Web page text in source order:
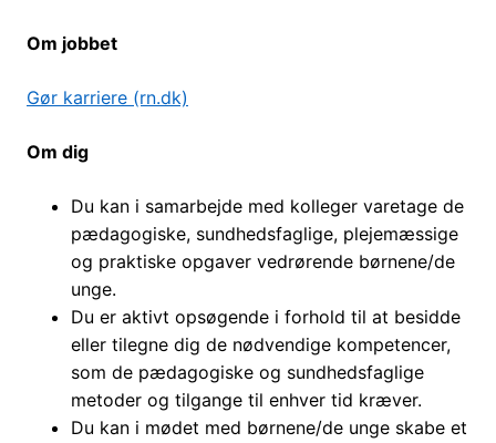
Om jobbet
Gør karriere (rn.dk)
Om dig
Du kan i samarbejde med kolleger varetage de
pædagogiske, sundhedsfaglige, plejemæssige
og praktiske opgaver vedrørende børnene/de
unge.
Du er aktivt opsøgende i forhold til at besidde
eller tilegne dig de nødvendige kompetencer,
som de pædagogiske og sundhedsfaglige
metoder og tilgange til enhver tid kræver.
Du kan i mødet med børnene/de unge skabe et